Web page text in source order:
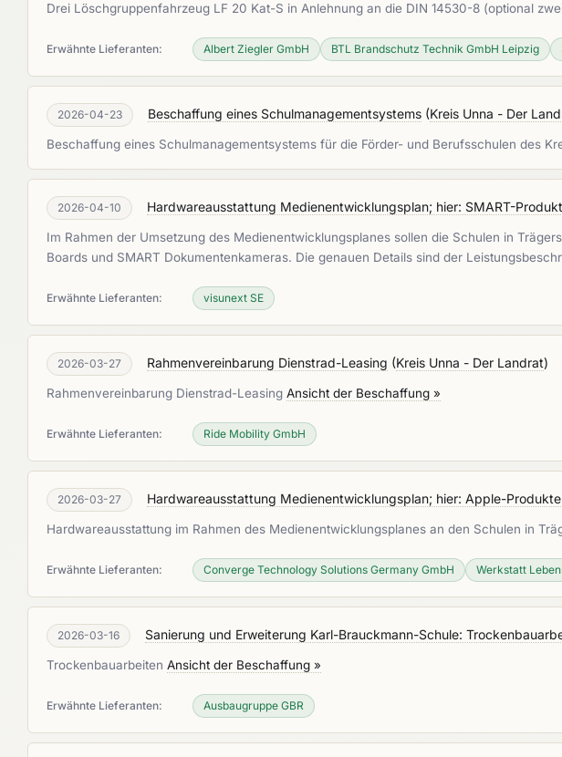
Drei Löschgruppenfahrzeug LF 20 Kat-S in Anlehnung an die DIN 14530-8 (optional
Erwähnte Lieferanten: Albert Ziegler GmbH BTL Brandschutz Technik GmbH Leipzig
2026-04-23 Beschaffung eines Schulmanagementsystems (Kreis Unna - Der
Beschaffung eines Schulmanagementsystems für die Förder- und Berufsschulen des
2026-04-10 Hardwareausstattung Medienentwicklungsplan; hier: SMART-
Im Rahmen der Umsetzung des Medienentwicklungsplanes sollen die Schulen in
Boards und SMART Dokumentenkameras. Die genauen Details sind der
Erwähnte Lieferanten: visunext SE
2026-03-27 Rahmenvereinbarung Dienstrad-Leasing (Kreis Unna - Der Landrat)
Rahmenvereinbarung Dienstrad-Leasing Ansicht der Beschaffung »
Erwähnte Lieferanten: Ride Mobility GmbH
2026-03-27 Hardwareausstattung Medienentwicklungsplan; hier: Apple-Produkte
Hardwareausstattung im Rahmen des Medienentwicklungsplanes an den Schulen in
Erwähnte Lieferanten: Converge Technology Solutions Germany GmbH Werkstatt
2026-03-16 Sanierung und Erweiterung Karl-Brauckmann-Schule:
Trockenbauarbeiten Ansicht der Beschaffung »
Erwähnte Lieferanten: Ausbaugruppe GBR